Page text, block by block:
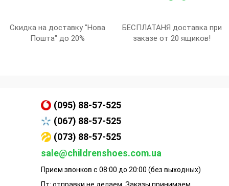
Скидка на доставку "Нова
Пошта" до 20%
БЕСПЛАТАНЯ доставка при
заказе от 20 ящиков!
(095) 88-57-525
(067) 88-57-525
(073) 88-57-525
sale@childrenshoes.com.ua
Прием звонков с 08:00 до 20:00 (без выходных)